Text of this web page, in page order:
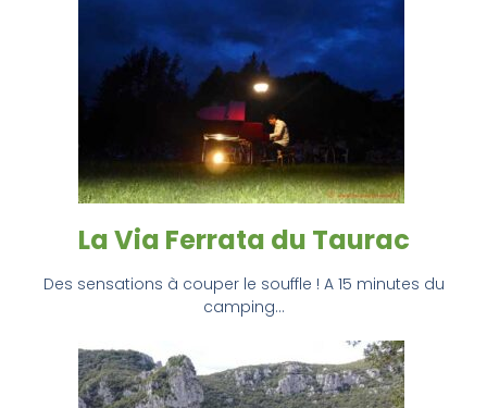
La Via Ferrata du Taurac
Des sensations à couper le souffle ! A 15 minutes du
camping…